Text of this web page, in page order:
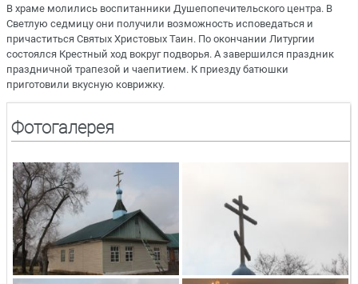
В храме молились воспитанники Душепопечительского центра. В
Светлую седмицу они получили возможность исповедаться и
причаститься Святых Христовых Таин. По окончании Литургии
состоялся Крестный ход вокруг подворья. А завершился праздник
праздничной трапезой и чаепитием. К приезду батюшки
приготовили вкусную коврижку.
Фотогалерея